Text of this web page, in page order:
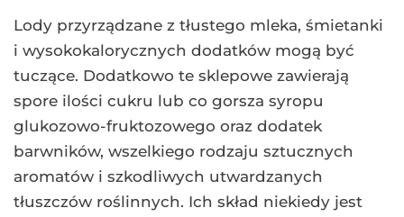
Lody przyrządzane z tłustego mleka, śmietanki
i wysokokalorycznych dodatków mogą być
tuczące. Dodatkowo te sklepowe zawierają
spore ilości cukru lub co gorsza syropu
glukozowo-fruktozowego oraz dodatek
barwników, wszelkiego rodzaju sztucznych
aromatów i szkodliwych utwardzanych
tłuszczów roślinnych. Ich skład niekiedy jest